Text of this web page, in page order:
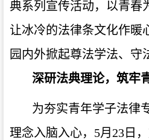
典系列宣传活动，以青春
让冰冷的法律条文化作暖
园内外掀起尊法学法、守
深研法典理论，筑牢
为夯实青年学子法律
理念入脑入心， 5月23日